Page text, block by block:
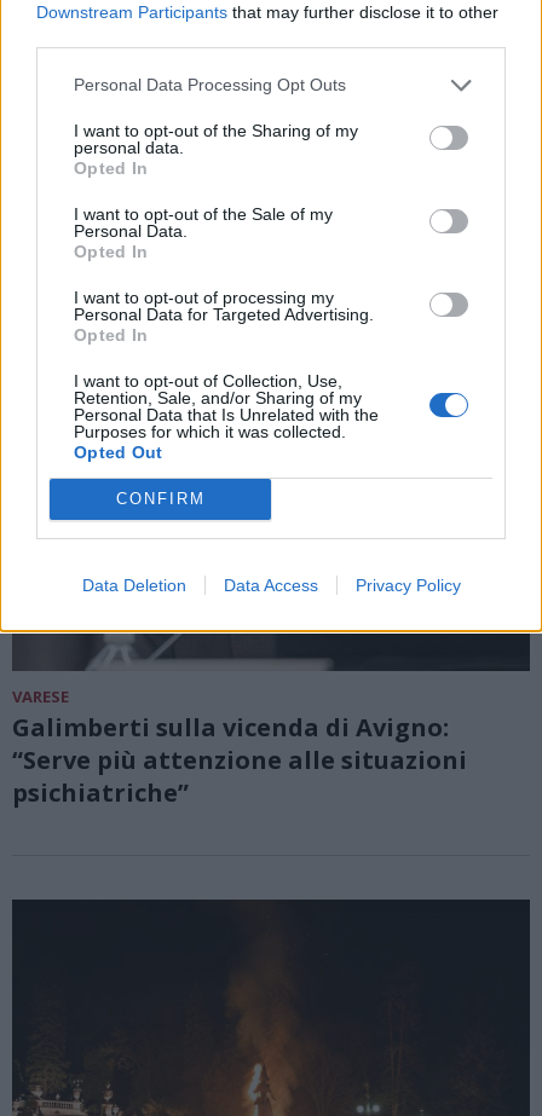
Downstream Participants that may further disclose it to other
Personal Data Processing Opt Outs
I want to opt-out of the Sharing of my
personal data.
Opted In
I want to opt-out of the Sale of my
Personal Data.
Opted In
I want to opt-out of processing my
Personal Data for Targeted Advertising.
Opted In
I want to opt-out of Collection, Use,
Retention, Sale, and/or Sharing of my
Personal Data that Is Unrelated with the
Purposes for which it was collected.
Opted Out
CONFIRM
Data Deletion Data Access Privacy Policy
Nuovo presidio per la Palestina in piazza
Garibaldino a Varese
VARESE
Galimberti sulla vicenda di Avigno:
“Serve più attenzione alle situazioni
psichiatriche”